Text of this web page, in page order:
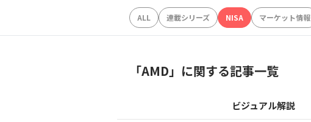
ALL 連載シリーズ NISA マーケット情報
「AMD」に関する記事一覧
ビジュアル解説